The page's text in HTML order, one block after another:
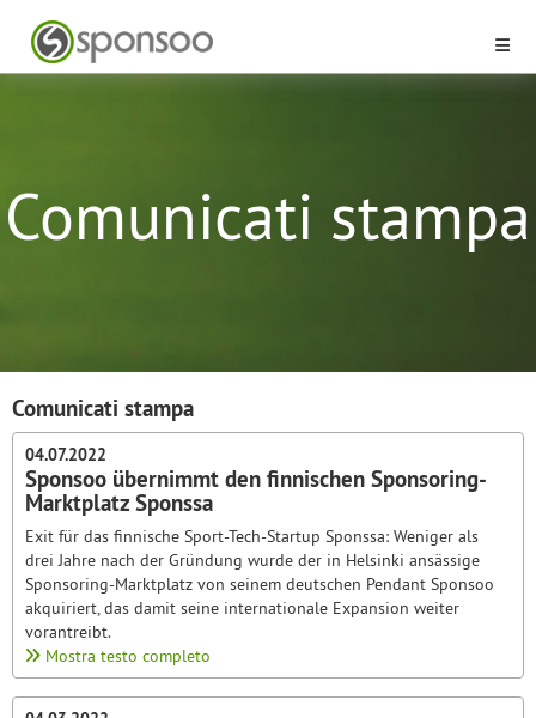
Comunicati stampa
Comunicati stampa
04.07.2022
Sponsoo übernimmt den finnischen Sponsoring-
Marktplatz Sponssa
Exit für das finnische Sport-Tech-Startup Sponssa: Weniger als
drei Jahre nach der Gründung wurde der in Helsinki ansässige
Sponsoring-Marktplatz von seinem deutschen Pendant Sponsoo
akquiriert, das damit seine internationale Expansion weiter
vorantreibt.
Mostra testo completo